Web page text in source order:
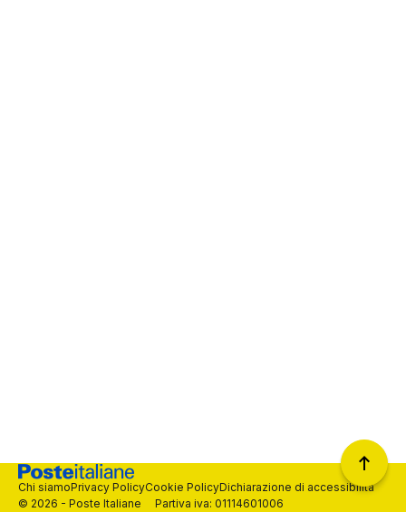
© 2026 - Poste Italiane Partiva iva: 01114601006
Chi siamoPrivacy PolicyCookie PolicyDichiarazione di accessibilità